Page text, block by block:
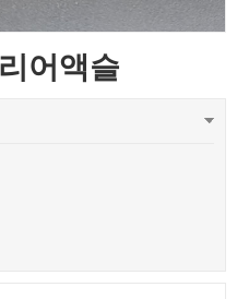
어액슬